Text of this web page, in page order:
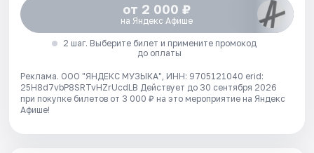
от 2 000 ₽
на Яндекс Афише
2 шаг. Выберите билет и примените промокод
до оплаты
Реклама. ООО "ЯНДЕКС МУЗЫКА", ИНН: 9705121040 erid:
25H8d7vbP8SRTvHZrUcdLB Действует до 30 сентября 2026
при покупке билетов от 3 000 ₽ на это мероприятие на Яндекс
Афише!